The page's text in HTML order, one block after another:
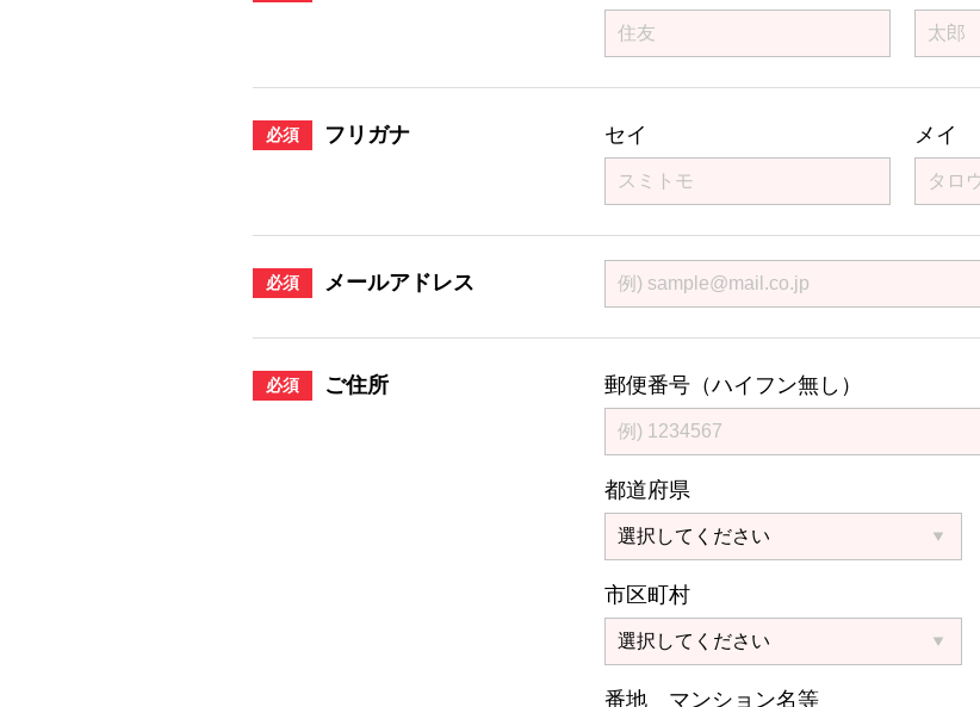
フリガナ
必須 セイ メイ
メールアドレス
必須
ご住所
必須 郵便番号（ハイフン無し）
都道府県
市区町村
番地 マンション名等